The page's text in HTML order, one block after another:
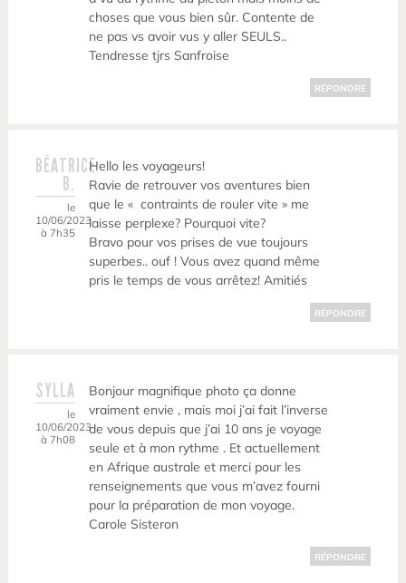
choses que vous bien sûr. Contente de
ne pas vs avoir vus y aller SEULS..
Tendresse tjrs Sanfroise
RÉPONDRE
BÉATRICE
B.
le
10/06/2023
à 7h35
Hello les voyageurs!
Ravie de retrouver vos aventures bien
que le « contraints de rouler vite » me
laisse perplexe? Pourquoi vite?
Bravo pour vos prises de vue toujours
superbes.. ouf ! Vous avez quand même
pris le temps de vous arrêtez! Amitiés
RÉPONDRE
SYLLA
le
10/06/2023
à 7h08
Bonjour magnifique photo ça donne
vraiment envie , mais moi j’ai fait l’inverse
de vous depuis que j’ai 10 ans je voyage
seule et à mon rythme . Et actuellement
en Afrique australe et merci pour les
renseignements que vous m’avez fourni
pour la préparation de mon voyage.
Carole Sisteron
RÉPONDRE